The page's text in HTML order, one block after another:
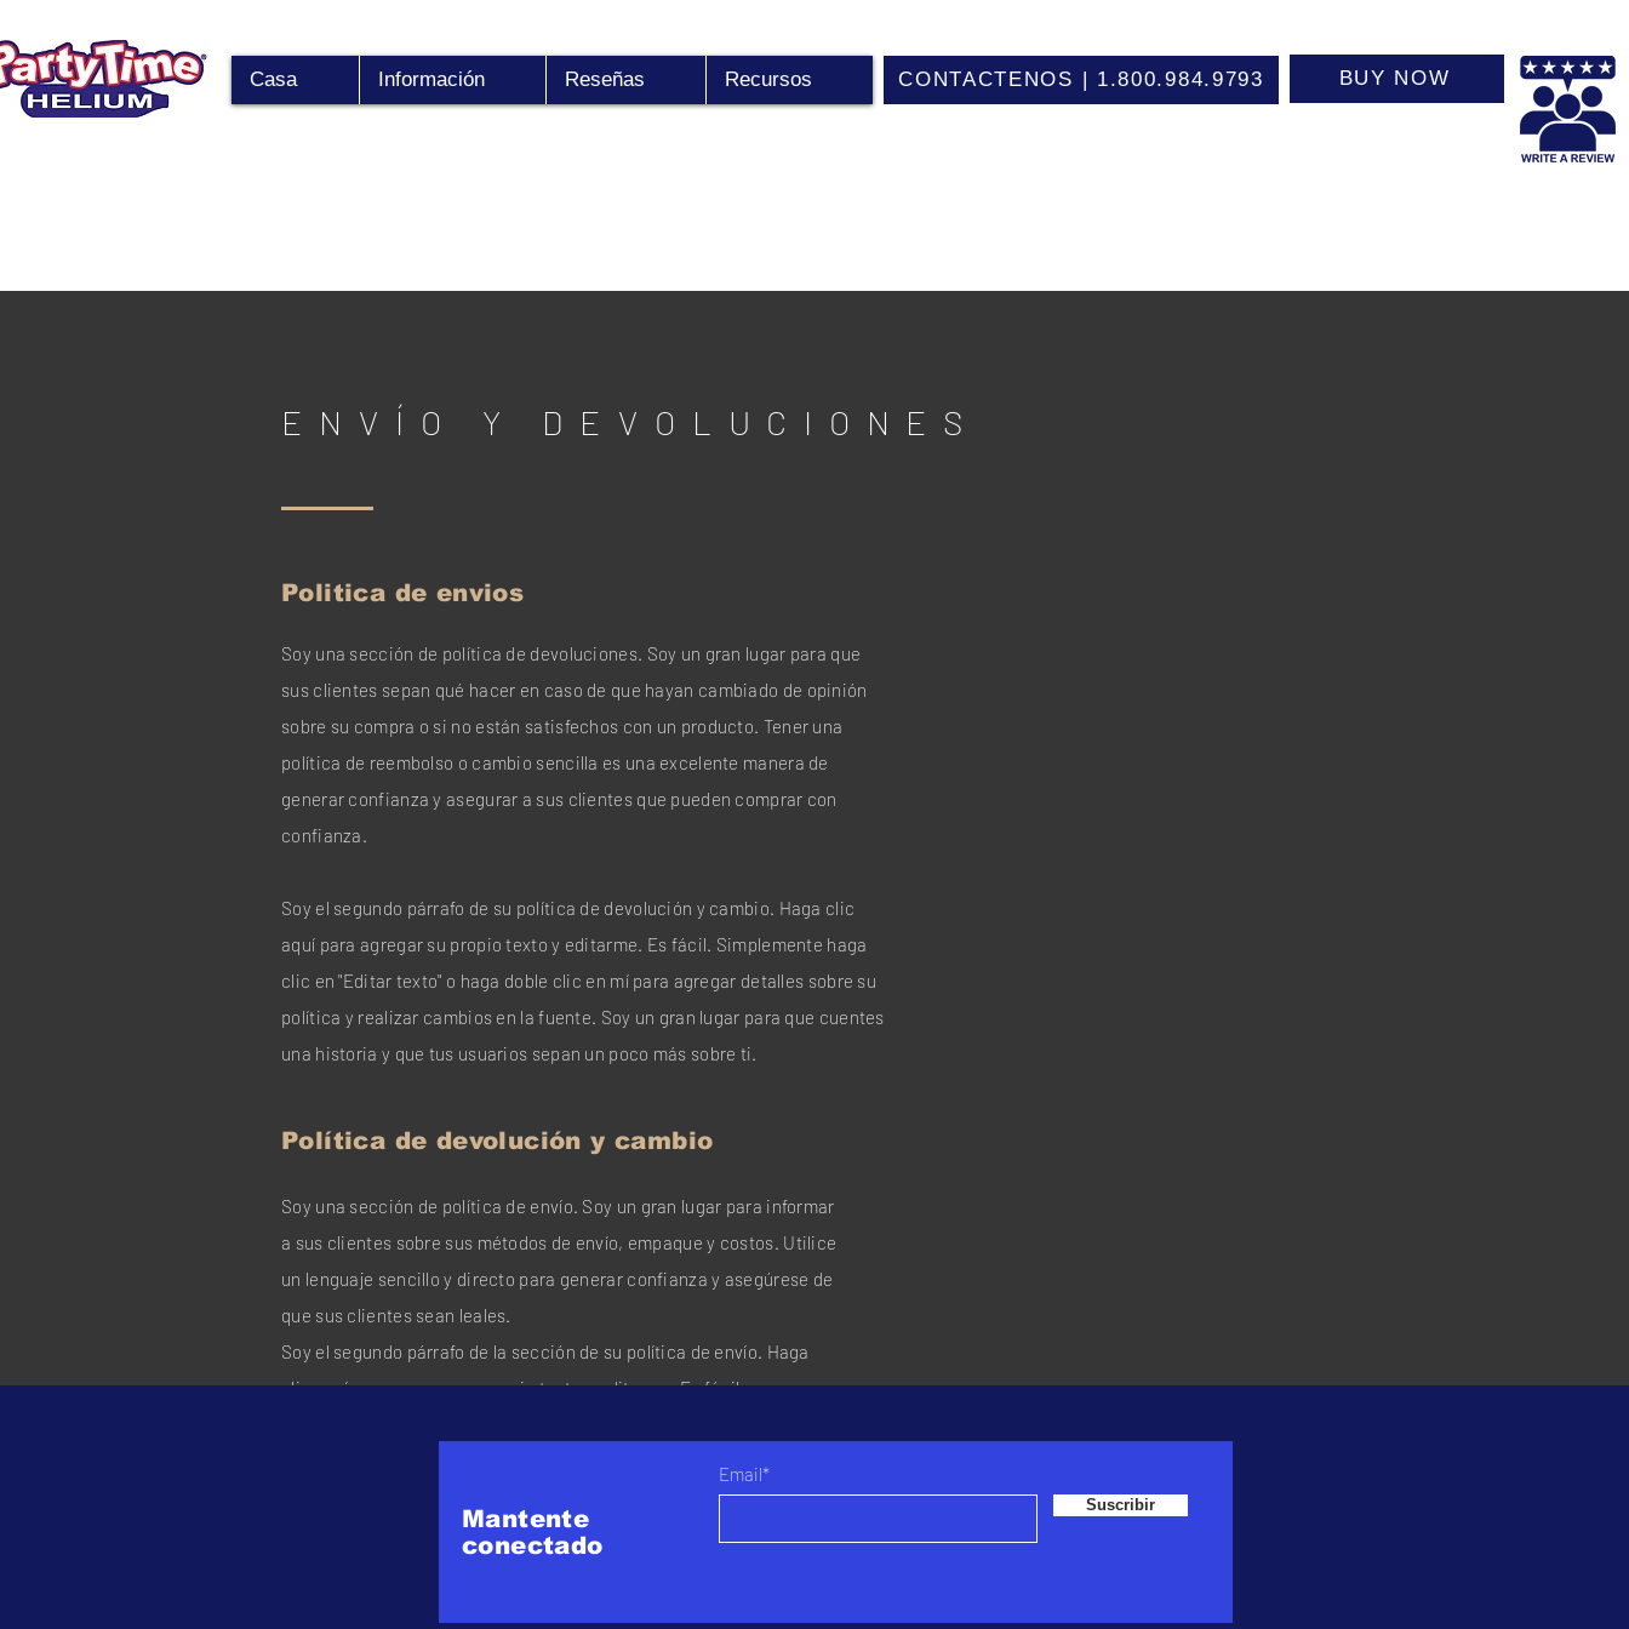
Casa Información Reseñas Recursos CONTACTENOS | 1.800.984.9793 BUY NOW
ENVÍO Y DEVOLUCIONES
Politica de envios
Soy una sección de política de devoluciones. Soy un gran lugar para que
sus clientes sepan qué hacer en caso de que hayan cambiado de opinión
sobre su compra o si no están satisfechos con un producto. Tener una
política de reembolso o cambio sencilla es una excelente manera de
generar confianza y asegurar a sus clientes que pueden comprar con
confianza.
Soy el segundo párrafo de su política de devolución y cambio. Haga clic
aquí para agregar su propio texto y editarme. Es fácil. Simplemente haga
clic en "Editar texto" o haga doble clic en mí para agregar detalles sobre su
política y realizar cambios en la fuente. Soy un gran lugar para que cuentes
una historia y que tus usuarios sepan un poco más sobre ti.
Política de devolución y cambio
Soy una sección de política de envío. Soy un gran lugar para informar
a sus clientes sobre sus métodos de envío, empaque y costos. Utilice
un lenguaje sencillo y directo para generar confianza y asegúrese de
que sus clientes sean leales.
Soy el segundo párrafo de la sección de su política de envío. Haga
clic aquí para agregar su propio texto y editarme. Es fácil.
un gran lugar para que cuentes una historia y que tus usuarios sepan
Mantente
conectado
Email*
Suscribir